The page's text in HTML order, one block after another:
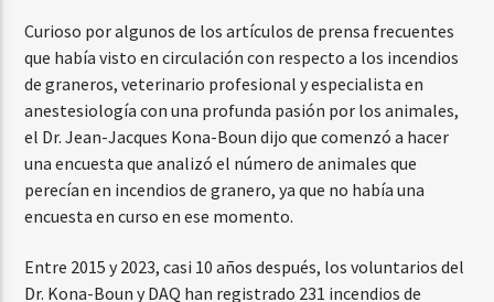
Curioso por algunos de los artículos de prensa frecuentes
que había visto en circulación con respecto a los incendios
de graneros, veterinario profesional y especialista en
anestesiología con una profunda pasión por los animales,
el Dr. Jean-Jacques Kona-Boun dijo que comenzó a hacer
una encuesta que analizó el número de animales que
perecían en incendios de granero, ya que no había una
encuesta en curso en ese momento.
Entre 2015 y 2023, casi 10 años después, los voluntarios del
Dr. Kona-Boun y DAQ han registrado 231 incendios de